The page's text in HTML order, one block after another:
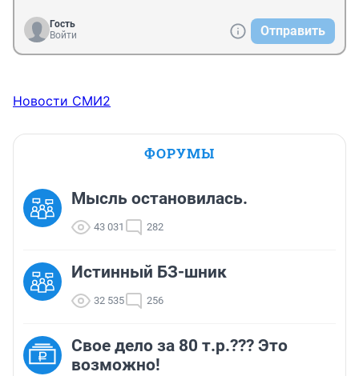
Гость
Войти
Отправить
Новости СМИ2
ФОРУМЫ
Мысль остановилась.
43 031 282
Истинный БЗ-шник
32 535 256
Свое дело за 80 т.р.??? Это
возможно!